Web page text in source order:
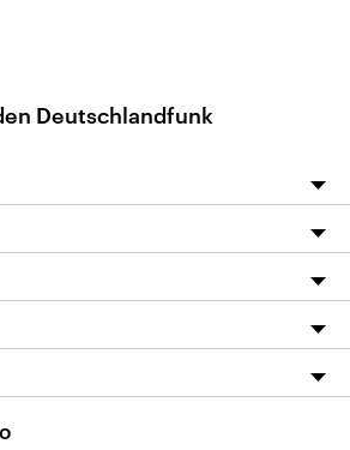
Deutschlandfunk
auf dlf.de
App